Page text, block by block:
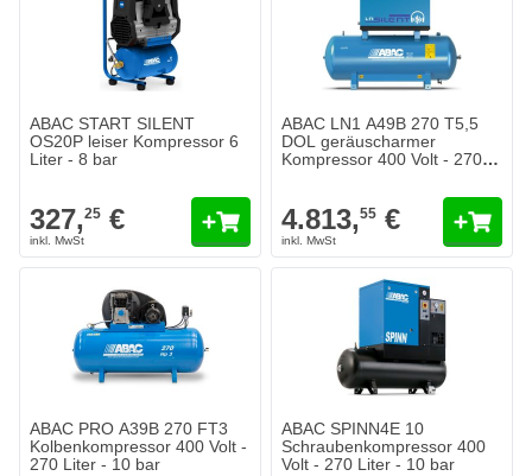
ABAC START SILENT
OS20P leiser Kompressor 6
Liter - 8 bar
327,25 €
ABAC LN1 A49B 270 T5,5
DOL geräuscharmer
Kompressor 400 Volt - 270
4.813,55 €
ABAC PRO A39B 270 FT3
Kolbenkompressor 400 Volt -
270 Liter - 10 bar
ABAC SPINN4E 10
Schraubenkompressor 400
Volt - 270 Liter - 10 bar